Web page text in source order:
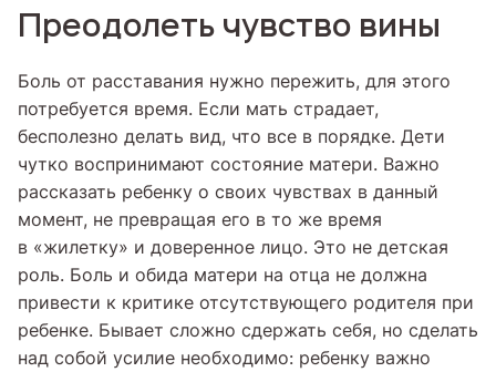
Преодолеть чувство вины
Боль от расставания нужно пережить, для этого
потребуется время. Если мать страдает,
бесполезно делать вид, что все в порядке. Дети
чутко воспринимают состояние матери. Важно
рассказать ребенку о своих чувствах в данный
момент, не превращая его в то же время
в «жилетку» и доверенное лицо. Это не детская
роль. Боль и обида матери на отца не должна
привести к критике отсутствующего родителя при
ребенке. Бывает сложно сдержать себя, но сделать
над собой усилие необходимо: ребенку важно